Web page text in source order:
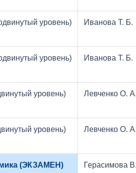
уровень)
Иванова Т. Б.
уровень)
Иванова Т. Б.
уровень)
Левченко О.
уровень)
Левченко О.
(ЭКЗАМЕН) Герасимова